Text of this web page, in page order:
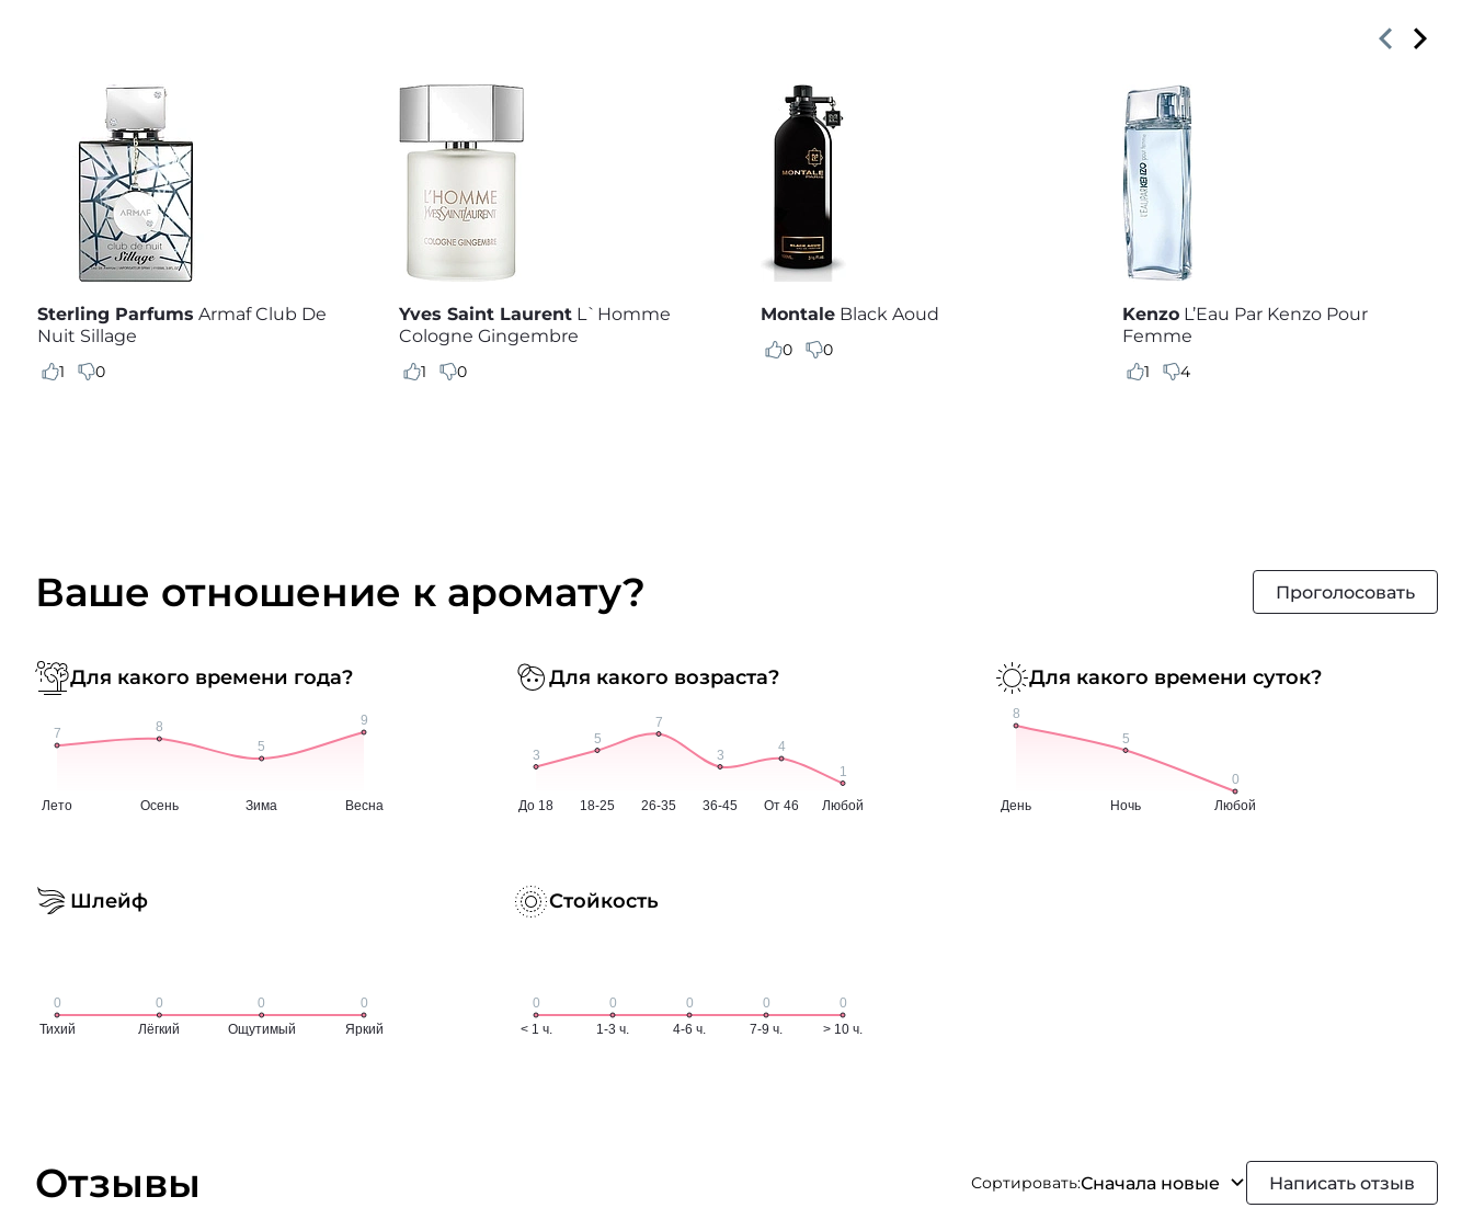
Sterling Parfums Armaf Club De
Nuit Sillage
1 0
Yves Saint Laurent L`Homme
Cologne Gingembre
1 0
Montale Black Aoud
0 0
Kenzo L’Eau Par Kenzo Pour
Femme
1 4
Ваше отношение к аромату? Проголосовать
Для какого времени года? Для какого возраста? Для какого времени суток?
Шлейф Стойкость
Отзывы Сортировать:Сначала новые Написать отзыв